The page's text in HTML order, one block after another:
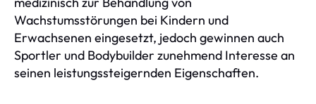
Wachstumsstörungen bei Kindern und
Erwachsenen eingesetzt, jedoch gewinnen auch
Sportler und Bodybuilder zunehmend Interesse an
seinen leistungssteigernden Eigenschaften.